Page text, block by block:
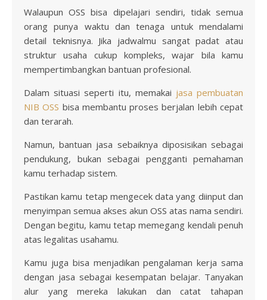
Walaupun OSS bisa dipelajari sendiri, tidak semua
orang punya waktu dan tenaga untuk mendalami
detail teknisnya. Jika jadwalmu sangat padat atau
struktur usaha cukup kompleks, wajar bila kamu
mempertimbangkan bantuan profesional.
Dalam situasi seperti itu, memakai jasa pembuatan
NIB OSS bisa membantu proses berjalan lebih cepat
dan terarah.
Namun, bantuan jasa sebaiknya diposisikan sebagai
pendukung, bukan sebagai pengganti pemahaman
kamu terhadap sistem.
Pastikan kamu tetap mengecek data yang diinput dan
menyimpan semua akses akun OSS atas nama sendiri.
Dengan begitu, kamu tetap memegang kendali penuh
atas legalitas usahamu.
Kamu juga bisa menjadikan pengalaman kerja sama
dengan jasa sebagai kesempatan belajar. Tanyakan
alur yang mereka lakukan dan catat tahapan